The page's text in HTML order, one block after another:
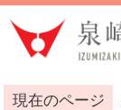
現在のページ